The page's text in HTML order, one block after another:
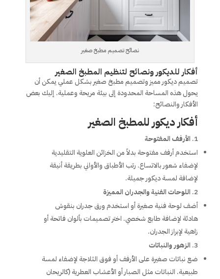
نصائح تصميم مطبخ صغير
أفكار للديكور ونصائح لتنظيم المطبخ الصغير
تصميم ديكور مميز وتصميم مطبخ صغير بشكل عملي يمكن أن
يحول هذه المساحة المحدودة إلى بيئة مريحة وعملية. إليك بعض
الأفكار والنصائح:
أفكار ديكور للمطبخ الصغير
الأرفف المفتوحة
استخدم أرفف مفتوحة بدلاً من الخزائن العلوية التقليدية
لإضفاء شعور بالاتساع. رتب الأطباق والأواني بطريقة أنيقة
لإضافة لمسة ديكور جميلة.
اللوحات الفنية والجدران المميزة
أضف لوحة فنية صغيرة أو استخدم ورق جدران بنقوش
هادئة لإضافة طابع شخصي. اختر تصميمات بألوان فاتحة أو
زاهية لإبراز الجدران.
الزهور والنباتات
ضع نباتات صغيرة على الأرفف أو فوق الثلاجة لإضفاء لمسة
طبيعية. النباتات مثل الصبار أو الأعشاب العطرية (كالريحان